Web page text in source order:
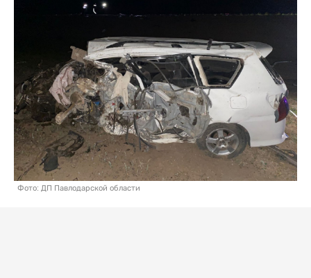
Фото: ДП Павлодарской области